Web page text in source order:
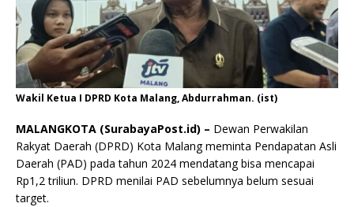
Wakil Ketua I DPRD Kota Malang, Abdurrahman. (ist)
MALANGKOTA (SurabayaPost.id) – Dewan Perwakilan
Rakyat Daerah (DPRD) Kota Malang meminta Pendapatan Asli
Daerah (PAD) pada tahun 2024 mendatang bisa mencapai
Rp1,2 triliun. DPRD menilai PAD sebelumnya belum sesuai
target.